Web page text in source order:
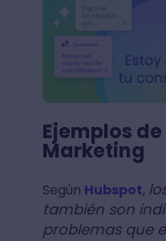
Ejemplos
Marketing
Según Hubspot,
también son
problemas que